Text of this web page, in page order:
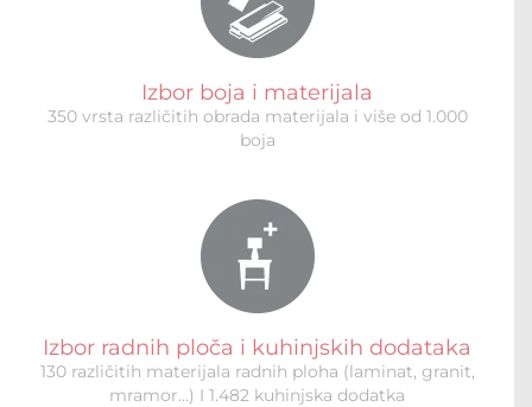
Izbor boja i materijala
350 vrsta različitih obrada materijala i više od 1.000
boja
Izbor radnih ploča i kuhinjskih dodataka
130 različitih materijala radnih ploha (laminat, granit,
mramor…) I 1.482 kuhinjska dodatka